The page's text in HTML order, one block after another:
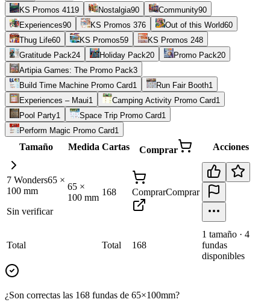
KS Promos 4119 Nostalgia90 Community90
Experiences90 KS Promos 376 Out of this World60
Thug Life60 KS Promos59 KS Promos 248
Gratitude Pack24 Holiday Pack20 Promo Pack20
Artipia Games: The Promo Pack3
Build Time Machine Promo Card1 Run Fair Booth1
Experiences – Maui1 Camping Activity Promo Card1
Pool Party1 Space Trip Promo Card1
Perform Magic Promo Card1
Tamaño Medida Cartas Comprar Acciones
7 Wonders65 ×
100 mm
Sin verificar
65 ×
100 mm
168 ComprarComprar
Total Total 168
1 tamaño · 4
fundas
disponibles
¿Son correctas las 168 fundas de 65×100mm?